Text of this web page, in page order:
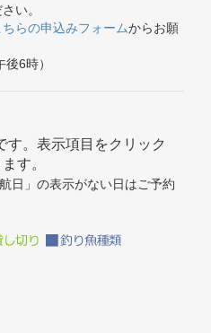
い。
ちらの申込みフォームからお願
6時）
す。表示項目をクリック
す。
日」の表示がない日はご予約